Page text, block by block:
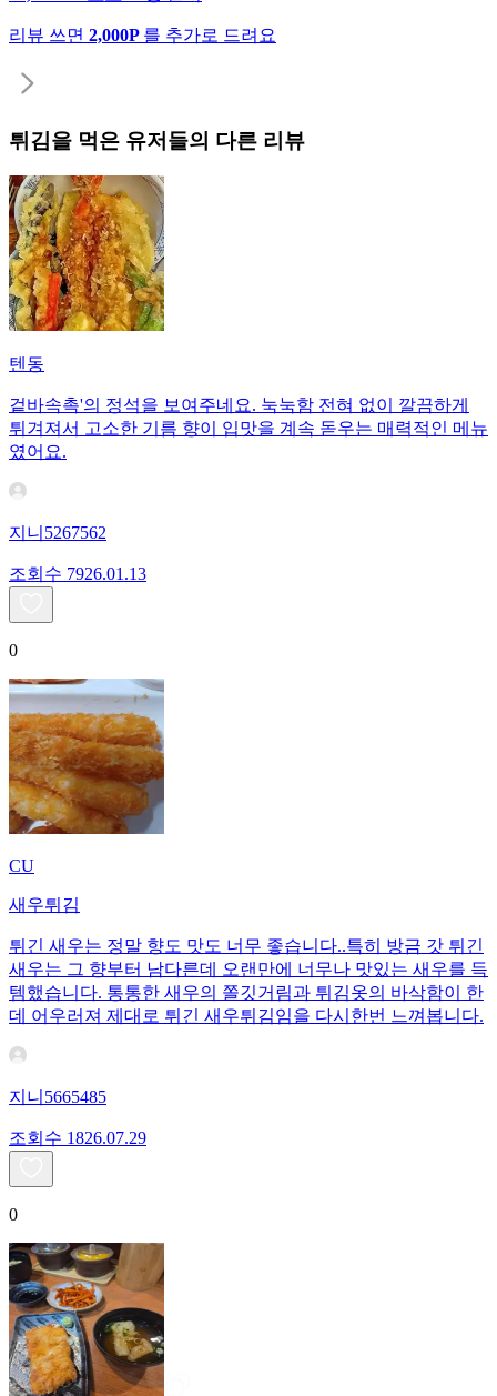
리뷰 쓰면 2,000P 를 추가로 드려요
튀김을 먹은 유저들의 다른 리뷰
텐동
겉바속촉'의 정석을 보여주네요. 눅눅함 전혀 없이 깔끔하게
튀겨져서 고소한 기름 향이 입맛을 계속 돋우는 매력적인 메뉴
였어요.
지니5267562
조회수 7926.01.13
0
CU
새우튀김
튀긴 새우는 정말 향도 맛도 너무 좋습니다..특히 방금 갓 튀긴
새우는 그 향부터 남다른데 오랜만에 너무나 맛있는 새우를 득
템했습니다. 통통한 새우의 쫄깃거림과 튀김옷의 바삭함이 한
데 어우러져 제대로 튀긴 새우튀김임을 다시한번 느껴봅니다.
지니5665485
조회수 1826.07.29
0